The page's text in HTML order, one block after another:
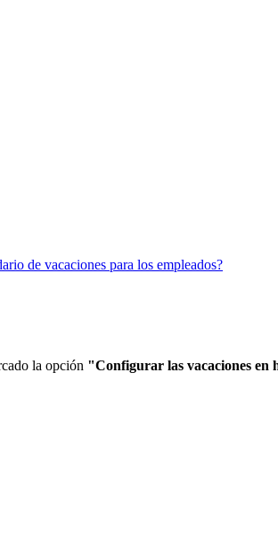
de vacaciones para los empleados?
la opción "Configurar las vacaciones en